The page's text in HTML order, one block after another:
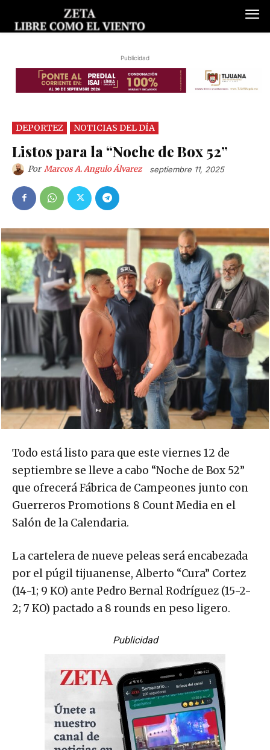
Publicidad
DEPORTEZ NOTICIAS DEL DÍA
Listos para la “Noche de Box 52”
Por Marcos A. Angulo Álvarez septiembre 11, 2025
Todo está listo para que este viernes 12 de
septiembre se lleve a cabo “Noche de Box 52”
que ofrecerá Fábrica de Campeones junto con
Guerreros Promotions 8 Count Media en el
Salón de la Calendaria.
La cartelera de nueve peleas será encabezada
por el púgil tijuanense, Alberto “Cura” Cortez
(14-1; 9 KO) ante Pedro Bernal Rodríguez (15-2-
2; 7 KO) pactado a 8 rounds en peso ligero.
Publicidad